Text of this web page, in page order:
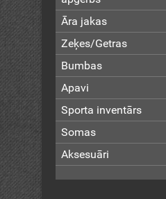
Āra jakas
Zeķes/Getras
Bumbas
Apavi
Sporta inventārs
Somas
Aksesuāri